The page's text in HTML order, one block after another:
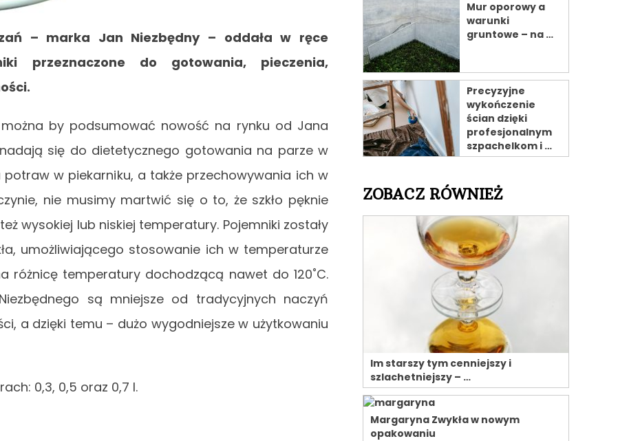
– marka Jan Niezbędny – oddała w ręce
przeznaczone do gotowania, pieczenia,
by podsumować nowość na rynku od Jana
się do dietetycznego gotowania na parze w
w piekarniku, a także przechowywania ich w
nie musimy martwić się o to, że szkło pęknie
wysokiej lub niskiej temperatury. Pojemniki zostały
umożliwiającego stosowanie ich w temperaturze
temperatury dochodzącą nawet do 120˚C.
są mniejsze od tradycyjnych naczyń
a dzięki temu – dużo wygodniejsze w użytkowaniu
0,3, 0,5 oraz 0,7 l.
Mur oporowy a
warunki
gruntowe – na …
Precyzyjne
wykończenie
ścian dzięki
profesjonalnym
szpachelkom i …
ZOBACZ RÓWNIEŻ
Im starszy tym cenniejszy i
szlachetniejszy – …
Margaryna Zwykła w nowym
opakowaniu